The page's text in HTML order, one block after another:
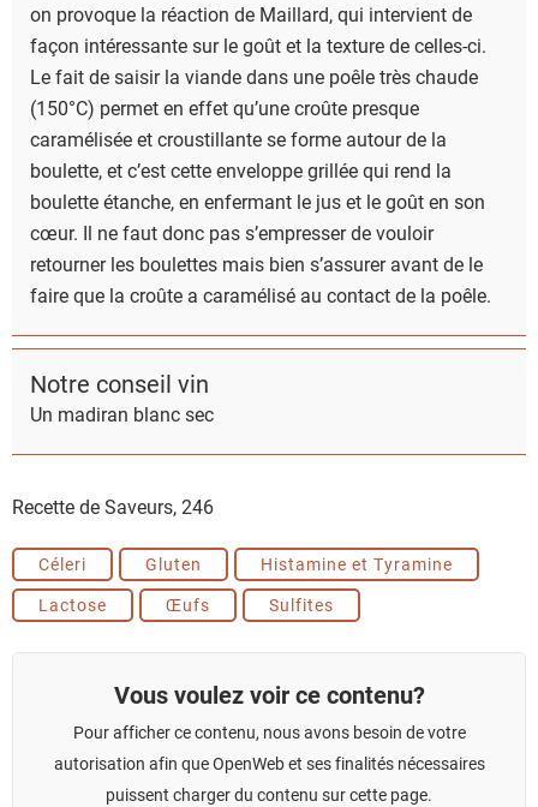
on provoque la réaction de Maillard, qui intervient de
façon intéressante sur le goût et la texture de celles-ci.
Le fait de saisir la viande dans une poêle très chaude
(150°C) permet en effet qu’une croûte presque
caramélisée et croustillante se forme autour de la
boulette, et c’est cette enveloppe grillée qui rend la
boulette étanche, en enfermant le jus et le goût en son
cœur. Il ne faut donc pas s’empresser de vouloir
retourner les boulettes mais bien s’assurer avant de le
faire que la croûte a caramélisé au contact de la poêle.
Notre conseil vin
Un madiran blanc sec
Recette de Saveurs,246
Céleri Gluten
Histamine et Tyramine
Lactose
Œufs Sulfites
Vous voulez voir ce contenu?
Pour afficher ce contenu, nous avons besoin de votre
autorisation afin que OpenWeb et ses finalités nécessaires
puissent charger du contenu sur cette page.